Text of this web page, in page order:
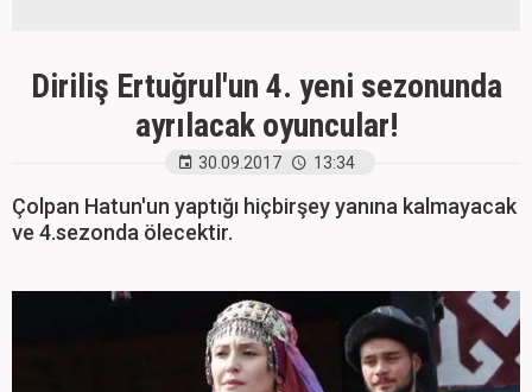
Diriliş Ertuğrul'un 4. yeni sezonunda
ayrılacak oyuncular!
30.09.2017 13:34
Çolpan Hatun'un yaptığı hiçbirşey yanına kalmayacak
ve 4.sezonda ölecektir.